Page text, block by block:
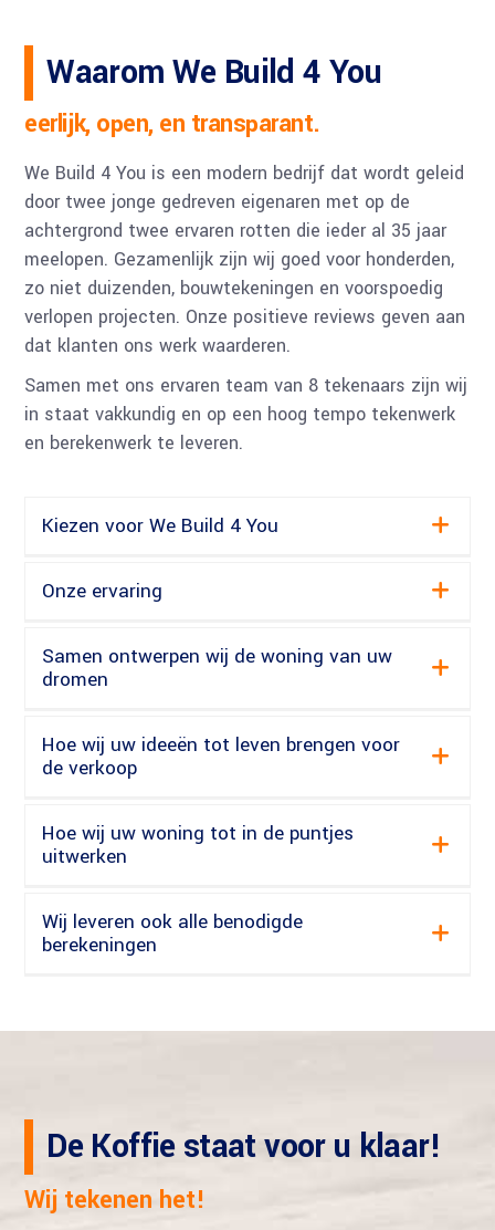
Waarom We Build 4 You
eerlijk, open, en transparant.
We Build 4 You is een modern bedrijf dat wordt geleid
door twee jonge gedreven eigenaren met op de
achtergrond twee ervaren rotten die ieder al 35 jaar
meelopen. Gezamenlijk zijn wij goed voor honderden,
zo niet duizenden, bouwtekeningen en voorspoedig
verlopen projecten. Onze positieve reviews geven aan
dat klanten ons werk waarderen.
Samen met ons ervaren team van 8 tekenaars zijn wij
in staat vakkundig en op een hoog tempo tekenwerk
en berekenwerk te leveren.
Kiezen voor We Build 4 You
Onze ervaring
Samen ontwerpen wij de woning van uw
dromen
Hoe wij uw ideeën tot leven brengen voor
de verkoop
Hoe wij uw woning tot in de puntjes
uitwerken
Wij leveren ook alle benodigde
berekeningen
De Koffie staat voor u klaar!
Wij tekenen het!